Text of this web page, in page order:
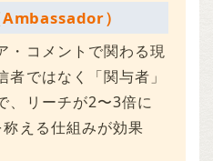
）
・コメントで関わる現
ではなく「関与者」
、リーチが2〜3倍に
える仕組みが効果